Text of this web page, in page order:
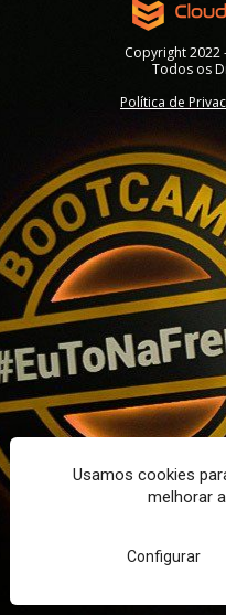
Copyright 2022
Todos os
Política de
Usamos cookies
melhorar
Configurar